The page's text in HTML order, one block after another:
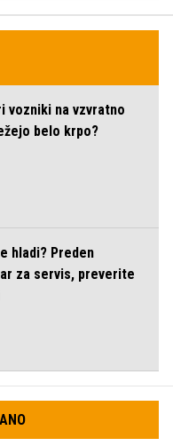
vozniki na vzvratno
belo krpo?
hladi? Preden
za servis, preverite